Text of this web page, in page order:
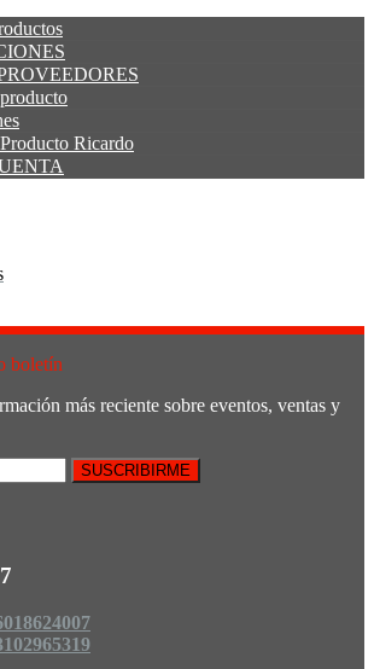
Ricardo
boletín
más reciente sobre eventos, ventas y